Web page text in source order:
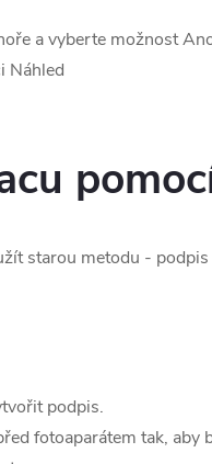
a vyberte možnost
Náhled
starou metodu -
podpis.
fotoaparátem tak, aby